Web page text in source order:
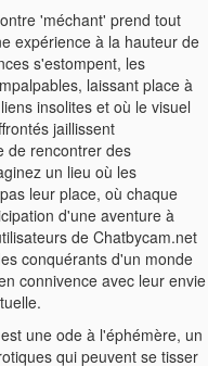
'méchant' prend tout
expérience à la hauteur de
s'estompent, les
laissant place à
insolites et où le visuel
jaillissent
de rencontrer des
un lieu où les
leur place, où chaque
d'une aventure à
de Chatbycam.net
conquérants d'un monde
connivence avec leur envie
une ode à l'éphémère, un
qui peuvent se tisser